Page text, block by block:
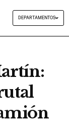
DEPARTAMENTOS